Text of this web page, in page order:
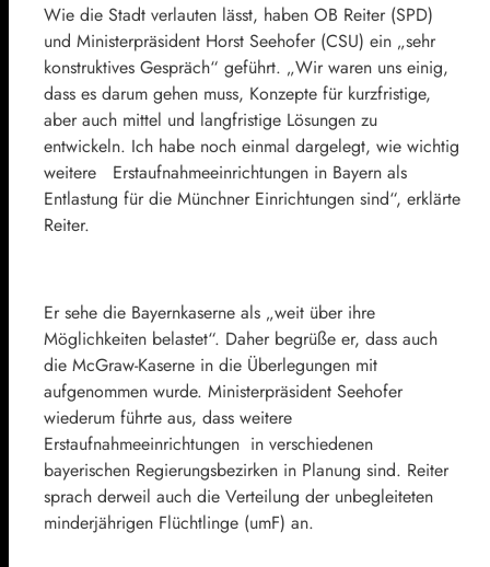
Wie die Stadt verlauten lässt, haben OB Reiter (SPD)
und Ministerpräsident Horst Seehofer (CSU) ein „sehr
konstruktives Gespräch“ geführt. „Wir waren uns einig,
dass es darum gehen muss, Konzepte für kurzfristige,
aber auch mittel und langfristige Lösungen zu
entwickeln. Ich habe noch einmal dargelegt, wie wichtig
weitere Erstaufnahmeeinrichtungen in Bayern als
Entlastung für die Münchner Einrichtungen sind“, erklärte
Reiter.
Er sehe die Bayernkaserne als „weit über ihre
Möglichkeiten belastet“. Daher begrüße er, dass auch
die McGraw-Kaserne in die Überlegungen mit
aufgenommen wurde. Ministerpräsident Seehofer
wiederum führte aus, dass weitere
Erstaufnahmeeinrichtungen in verschiedenen
bayerischen Regierungsbezirken in Planung sind. Reiter
sprach derweil auch die Verteilung der unbegleiteten
minderjährigen Flüchtlinge (umF) an.